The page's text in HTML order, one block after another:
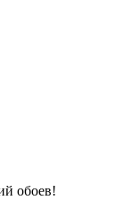
обоев!